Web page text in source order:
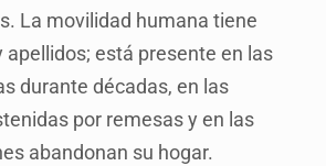
La movilidad humana tiene
apellidos; está presente en las
durante décadas, en las
por remesas y en las
abandonan su hogar.